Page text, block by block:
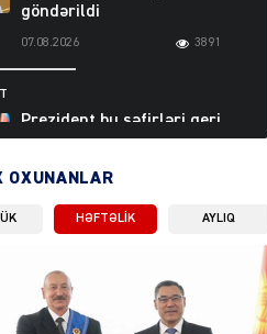
göndərildi
07.08.2026 3891
Prezident bu səfirləri geri
çağırdı – Abel
Moskvada güclü partlayış
səsləri eşidildi
07.08.2026 5480
OXUNANLAR
HƏFTƏLIK AYLIQ